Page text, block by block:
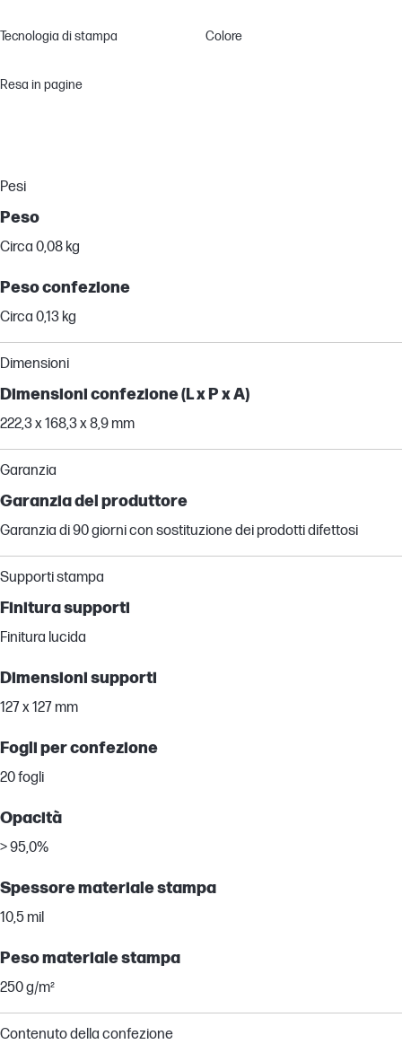
Tecnologia di stampa Colore
Resa in pagine
Pesi
Peso
Circa 0,08 kg
Peso confezione
Circa 0,13 kg
Dimensioni
Dimensioni confezione (L x P x A)
222,3 x 168,3 x 8,9 mm
Garanzia
Garanzia del produttore
Garanzia di 90 giorni con sostituzione dei prodotti difettosi
Supporti stampa
Finitura supporti
Finitura lucida
Dimensioni supporti
127 x 127 mm
Fogli per confezione
20 fogli
Opacità
> 95,0%
Spessore materiale stampa
10,5 mil
Peso materiale stampa
250 g/m²
Contenuto della confezione